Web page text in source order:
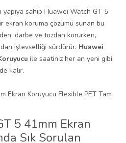
sahip Huawei Watch GT 5
ekran koruma çözümü sunan bu
darbe ve tozdan korurken,
işlevselliği sürdürür. Huawei
ile saatiniz her an yeni gibi
kalır.
5 41mm Ekran
Sık Sorulan